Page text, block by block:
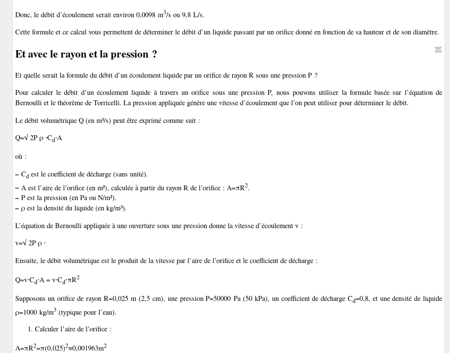
Donc, le débit d’écoulement serait environ 0,0098 m3/s ou 9,8 L/s.
Cette formule et ce calcul vous permettent de déterminer le débit d’un liquide passant par un orifice donné en fonction de sa hauteur et de son diamètre.
Et avec le rayon et la pression ?
Et quelle serait la formule du débit d’un écoulement liquide par un orifice de rayon R sous une pression P ?
Pour calculer le débit d’un écoulement liquide à travers un orifice sous une pression P, nous pouvons utiliser la formule basée sur l’équation de
Bernoulli et le théorème de Torricelli. La pression appliquée génère une vitesse d’écoulement que l’on peut utiliser pour déterminer le débit.
Le débit volumétrique Q (en m³/s) peut être exprimé comme suit :
Q=√ 2P ρ ⋅Cd⋅A
où :
–Cd ​ est le coefficient de décharge (sans unité).
–A est l’aire de l’orifice (en m²), calculée à partir du rayon R de l’orifice : A=πR2.
–P est la pression (en Pa ou N/m²).
–ρ est la densité du liquide (en kg/m³).
L’équation de Bernoulli appliquée à une ouverture sous une pression donne la vitesse d’écoulement v :
v=√ 2P ρ ⋅
Ensuite, le débit volumétrique est le produit de la vitesse par l’aire de l’orifice et le coefficient de décharge :
Q=v⋅Cd​⋅A = v⋅Cd⋅πR2
Supposons un orifice de rayon R=0,025 m (2,5 cm), une pression P=50000 Pa (50 kPa), un coefficient de décharge Cd=0,8, et une densité de liquide
ρ=1000 kg/m3 (typique pour l’eau).
Calculer l’aire de l’orifice :
A=πR2=π(0,025)2≈0,001963m2